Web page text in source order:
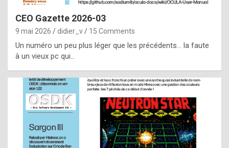
i
e
f
o
m
m
a
y
CEO Gazette 2026-03
9 mai 2026 didier_v 15 Comments
Un numéro un peu plus léger que les précédents… la faute
à un vieux pc qui…